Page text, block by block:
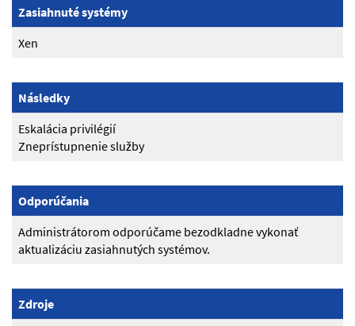
Zasiahnuté systémy
Xen
Následky
Eskalácia privilégií
Zneprístupnenie služby
Odporúčania
Administrátorom odporúčame bezodkladne vykonať
aktualizáciu zasiahnutých systémov.
Zdroje